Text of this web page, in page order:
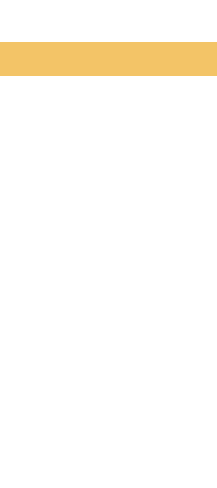
Añadir a la lista de deseos